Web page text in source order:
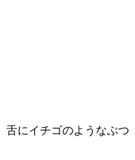
舌にイチゴのようなぶつ